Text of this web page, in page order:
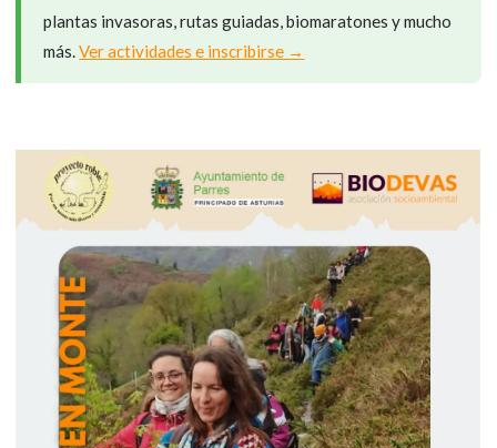
plantas invasoras, rutas guiadas, biomaratones y mucho
más.Ver actividades e inscribirse →